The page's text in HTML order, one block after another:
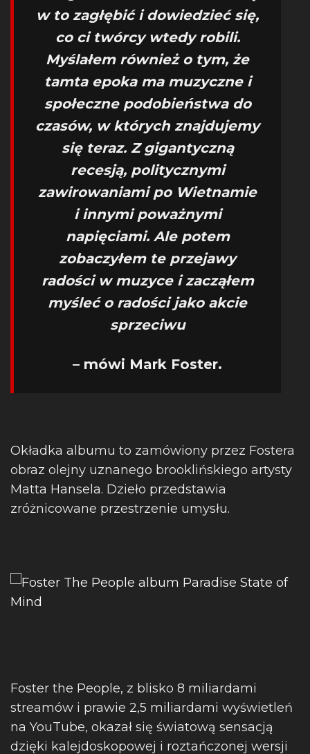
w to zagłębić i dowiedzieć się,
co ci twórcy wtedy robili.
Myślałem również o tym, że
tamta epoka ma muzyczne i
społeczne podobieństwa do
czasów, w których znajdujemy
się teraz. Z gigantyczną
recesją, politycznymi
zawirowaniami po Wietnamie
i innymi poważnymi
napięciami. Ale potem
zobaczyłem te przejawy
radości w muzyce i zacząłem
myśleć o radości jako akcie
sprzeciwu
– mówi Mark Foster.
Okładka albumu to zamówiony przez Fostera
obraz olejny uznanego brooklińskiego artysty
Matta Hansela. Dzieło przedstawia
zróżnicowane przestrzenie umysłu.
Foster the People, z blisko 8 miliardami
streamów i prawie 2,5 miliardami wyświetleń
na YouTube, okazał się światową sensacją
dzięki kalejdoskopowej i roztańczonej wersji